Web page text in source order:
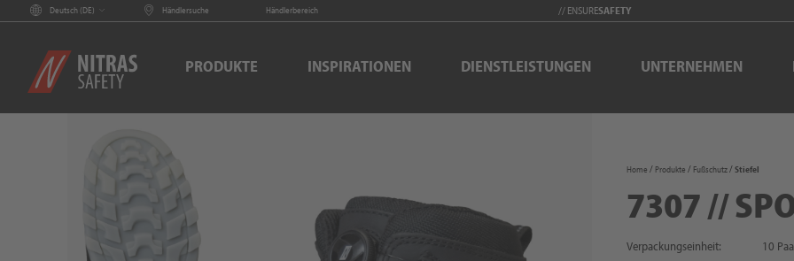
Deutsch (DE) Händlersuche Händlerbereich // ENSURESAFETY
PRODUKTE INSPIRATIONEN DIENSTLEISTUNGEN UNTERNEHMEN
Home Produkte Fußschutz Stiefel
7307 //
Verpackungseinheit:
10